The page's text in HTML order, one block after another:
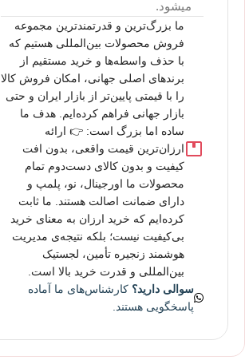
میشود.
ما بزرگ‌ترین و قدرتمندترین مجموعه
فروش محصولات بین‌المللی هستیم که
با حذف واسطه‌ها و خرید مستقیم از
برندهای اصلی جهانی، امکان فروش کالا
را با قیمتی پایین‌تر از بازار ایران و حتی
بازار جهانی فراهم کرده‌ایم. هدف ما
ساده اما بزرگ است: 👉 ارائه
ارزان‌ترین قیمت واقعی، بدون افت
کیفیت و بدون کالای دست‌دوم تمام
محصولات ما اورجینال، نو، پلمپ و
دارای ضمانت اصالت هستند. ما ثابت
کرده‌ایم که خرید ارزان به معنای خرید
بی‌کیفیت نیست؛ بلکه نتیجه‌ی مدیریت
هوشمند زنجیره تأمین، لجستیک
بین‌المللی و قدرت خرید بالا است.
سوالی دارید؟ کارشناس‌های ما آماده
پاسخگویی هستند.